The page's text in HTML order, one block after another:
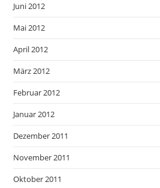
Juni 2012
Mai 2012
April 2012
März 2012
Februar 2012
Januar 2012
Dezember 2011
November 2011
Oktober 2011